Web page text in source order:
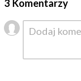
3 Komentarzy